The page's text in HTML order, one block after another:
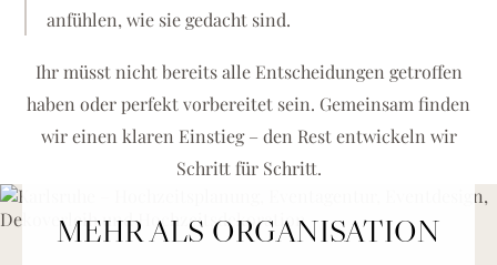
anfühlen, wie sie gedacht sind.
Ihr müsst nicht bereits alle Entscheidungen getroffen
haben oder perfekt vorbereitet sein. Gemeinsam finden
wir einen klaren Einstieg – den Rest entwickeln wir
Schritt für Schritt.
MEHR ALS ORGANISATION